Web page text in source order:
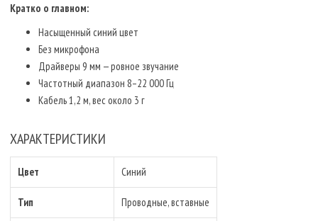
Кратко о главном:
Насыщенный синий цвет
Без микрофона
Драйверы 9 мм — ровное звучание
Частотный диапазон 8–22 000 Гц
Кабель 1,2 м, вес около 3 г
ХАРАКТЕРИСТИКИ
Цвет Синий
Тип Проводные, вставные